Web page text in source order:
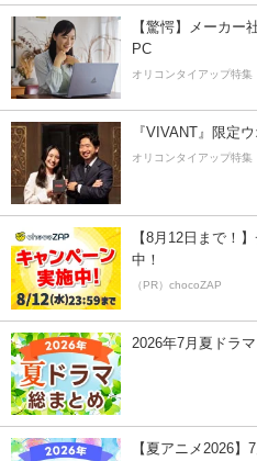
【驚愕】メーカー
PC
オリコンタイアップ特集
『VIVANT』限定
オリコンタイアップ特集
【8月12日まで！
中！
（PR）chocoZAP
2026年7月夏ドラ
【夏アニメ2026